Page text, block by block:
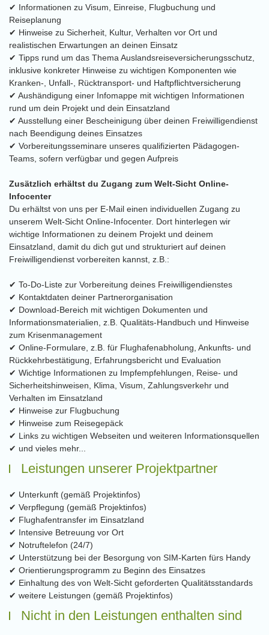
✔ Informationen zu Visum, Einreise, Flugbuchung und
Reiseplanung
✔ Hinweise zu Sicherheit, Kultur, Verhalten vor Ort und
realistischen Erwartungen an deinen Einsatz
✔ Tipps rund um das Thema Auslandsreiseversicherungsschutz,
inklusive konkreter Hinweise zu wichtigen Komponenten wie
Kranken-, Unfall-, Rücktransport- und Haftpflichtversicherung
✔ Aushändigung einer Infomappe mit wichtigen Informationen
rund um dein Projekt und dein Einsatzland
✔ Ausstellung einer Bescheinigung über deinen Freiwilligendienst
nach Beendigung deines Einsatzes
✔ Vorbereitungsseminare unseres qualifizierten Pädagogen-
Teams, sofern verfügbar und gegen Aufpreis
Zusätzlich erhältst du Zugang zum Welt-Sicht Online-
Infocenter
Du erhältst von uns per E-Mail einen individuellen Zugang zu
unserem Welt-Sicht Online-Infocenter. Dort hinterlegen wir
wichtige Informationen zu deinem Projekt und deinem
Einsatzland, damit du dich gut und strukturiert auf deinen
Freiwilligendienst vorbereiten kannst, z.B.:
✔ To-Do-Liste zur Vorbereitung deines Freiwilligendienstes
✔ Kontaktdaten deiner Partnerorganisation
✔ Download-Bereich mit wichtigen Dokumenten und
Informationsmaterialien, z.B. Qualitäts-Handbuch und Hinweise
zum Krisenmanagement
✔ Online-Formulare, z.B. für Flughafenabholung, Ankunfts- und
Rückkehrbestätigung, Erfahrungsbericht und Evaluation
✔ Wichtige Informationen zu Impfempfehlungen, Reise- und
Sicherheitshinweisen, Klima, Visum, Zahlungsverkehr und
Verhalten im Einsatzland
✔ Hinweise zur Flugbuchung
✔ Hinweise zum Reisegepäck
✔ Links zu wichtigen Webseiten und weiteren Informationsquellen
✔ und vieles mehr...
Leistungen unserer Projektpartner
✔ Unterkunft (gemäß Projektinfos)
✔ Verpflegung (gemäß Projektinfos)
✔ Flughafentransfer im Einsatzland
✔ Intensive Betreuung vor Ort
✔ Notruftelefon (24/7)
✔ Unterstützung bei der Besorgung von SIM-Karten fürs Handy
✔ Orientierungsprogramm zu Beginn des Einsatzes
✔ Einhaltung des von Welt-Sicht geforderten Qualitätsstandards
✔ weitere Leistungen (gemäß Projektinfos)
Nicht in den Leistungen enthalten sind